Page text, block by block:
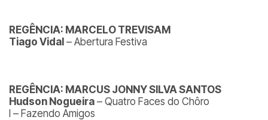
REGÊNCIA: MARCELO TREVISAM
Tiago Vidal – Abertura Festiva
REGÊNCIA: MARCUS JONNY SILVA SANTOS
Hudson Nogueira – Quatro Faces do Chôro
I – Fazendo Amigos